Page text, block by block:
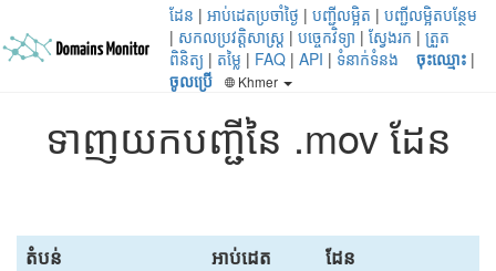
ដែន | អាប់ដេតប្រចាំថ្ងៃ | បញ្ជីលម្អិត | បញ្ជីលម្អិតបន្ថែម
| សកលប្រវត្តិសាស្ត្រ | បច្ចេកវិទ្យា | ស្វែងរក | ត្រួត
ពិនិត្យ | តម្លៃ | FAQ | API | ទំនាក់ទំនង ចុះឈ្មោះ |
ចូលប្រើ
Khmer
ទាញយកបញ្ជីនៃ .mov ដែន
តំបន់ អាប់ដេត
ដែន